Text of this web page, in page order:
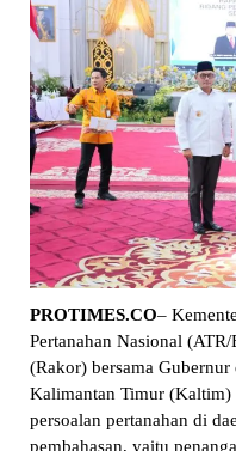
PROTIMES.CO–
Pertanahan Nasional
(Rakor) bersama
Kalimantan Timur (Kaltim)
persoalan pertanahan di
pembahasan, yaitu